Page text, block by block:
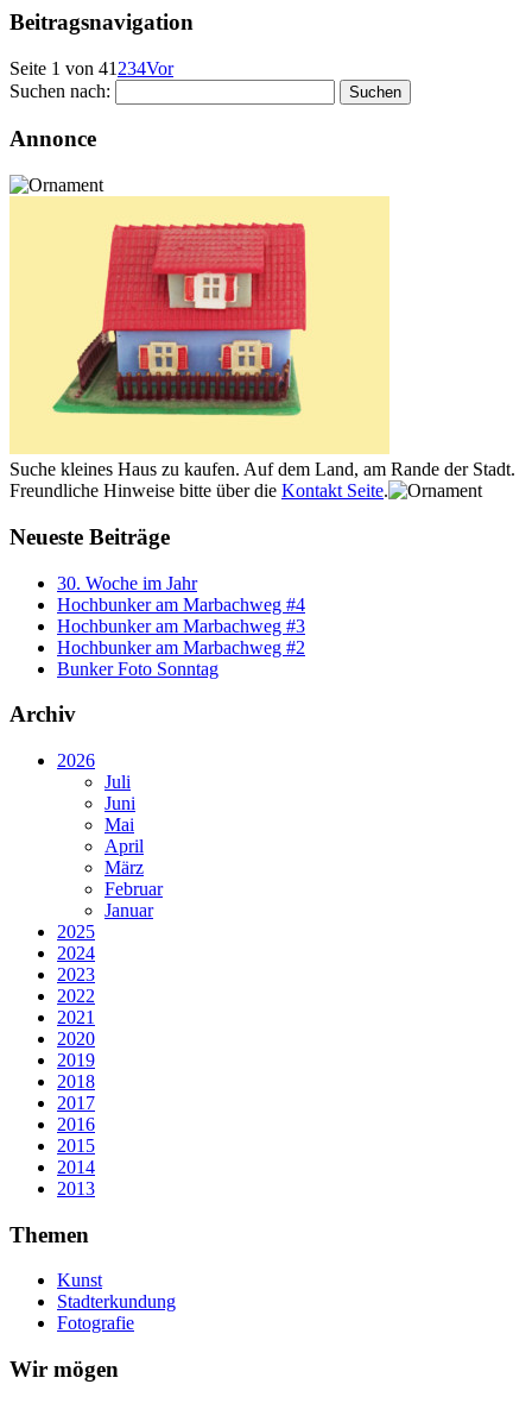
Beitragsnavigation
Seite 1 von 41 234Vor
Suchen nach:
Annonce
Suche kleines Haus zu kaufen. Auf dem Land, am Rande der Stadt.
Freundliche Hinweise bitte über die Kontakt Seite.
Neueste Beiträge
30. Woche im Jahr
Hochbunker am Marbachweg #4
Hochbunker am Marbachweg #3
Hochbunker am Marbachweg #2
Bunker Foto Sonntag
Archiv
2026
Juli
Juni
Mai
April
März
Februar
Januar
2025
2024
2023
2022
2021
2020
2019
2018
2017
2016
2015
2014
2013
Themen
Kunst
Stadterkundung
Fotografie
Wir mögen